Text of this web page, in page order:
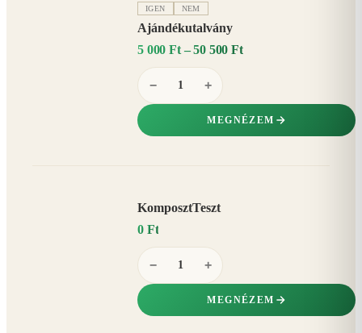
IGEN NEM
Ajándékutalvány
5 000 Ft – 50 500 Ft
− +
MEGNÉZEM
KomposztTeszt
0 Ft
− +
MEGNÉZEM